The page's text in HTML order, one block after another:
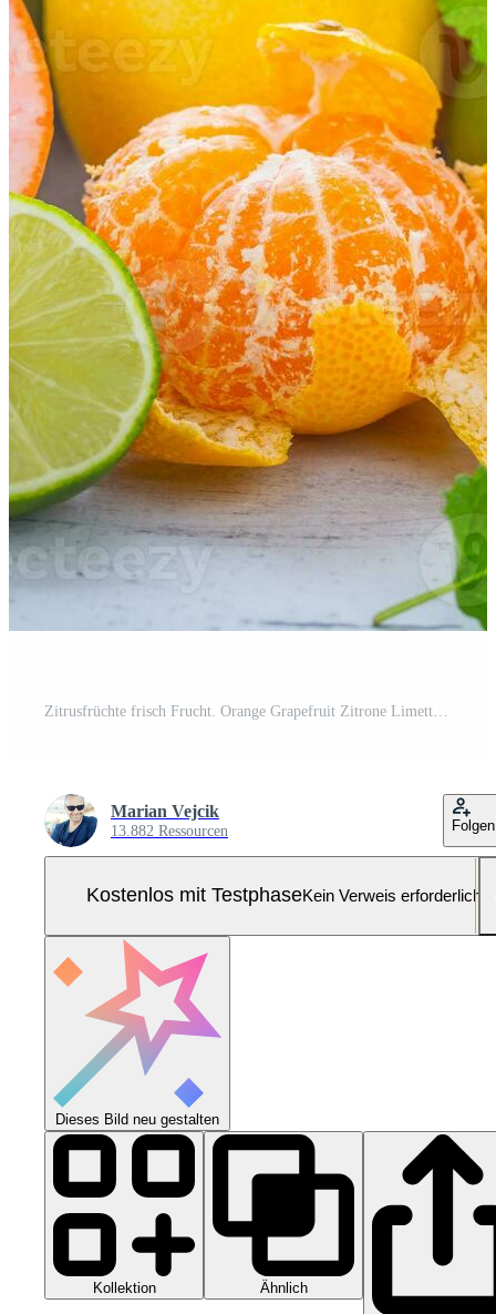
Marian Vejcik
13.882 Ressourcen Folgen
Kostenlos mit TestphaseKein Verweis erforderlich
Dieses Bild neu gestalten
Kollektion Ähnlich